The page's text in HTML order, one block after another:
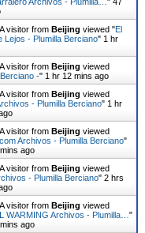
visitor from Beijing viewed "El
Lejos - Plumilla Berciano" 1 hr
visitor from Beijing viewed
-" 1 hr 12 mins ago
visitor from Beijing viewed
- Plumilla Berciano" 1 hr
visitor from Beijing viewed
Archivos - Plumilla Berciano"
ago
visitor from Beijing viewed
- Plumilla Berciano" 2 hrs
visitor from Beijing viewed
WARMING Archivos - Plumilla… "
ago